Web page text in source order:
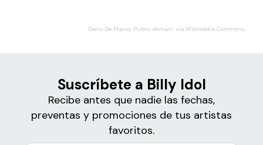
Dario De Marco, Public domain vía Wikimedia Commons
Suscríbete a Billy Idol
Recibe antes que nadie las fechas,
preventas y promociones de tus artistas
favoritos.